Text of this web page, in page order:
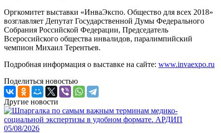
Оргкомитет выставки «ИнваЭкспо. Общество для всех 2018»
возглавляет Депутат Государственной Думы Федерального
Собрания Российской Федерации, Председатель
Всероссийского общества инвалидов, паралимпийский
чемпион Михаил Терентьев.
Подробная информация о выставке на сайте: www.invaexpo.ru
Поделиться новостью
Другие новости
05/08/2026